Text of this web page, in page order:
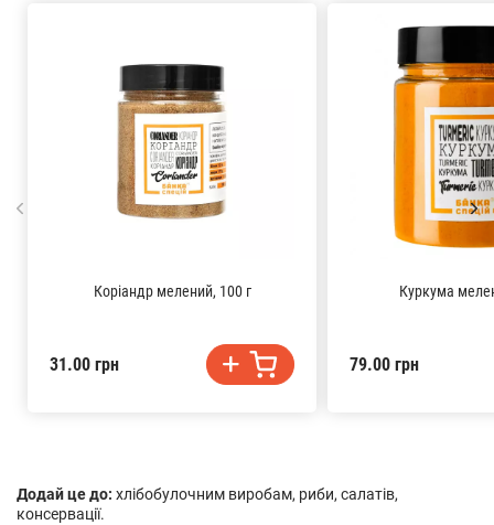
Додай це до: хлібобулочним виробам, риби, салатів,
консервації.
Коріандр мелений, 100 г
31.00 грн
Куркума
79.00 грн